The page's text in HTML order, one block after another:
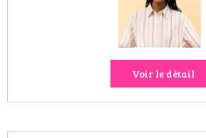
Voir le détail